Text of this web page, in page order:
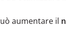
aumentare il